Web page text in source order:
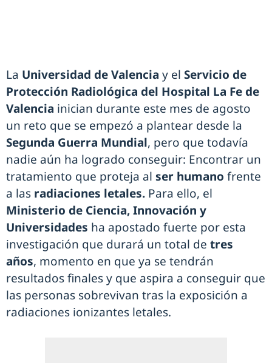
La Universidad de Valencia y el Servicio de
Protección Radiológica del Hospital La Fe de
Valencia inician durante este mes de agosto
un reto que se empezó a plantear desde la
Segunda Guerra Mundial, pero que todavía
nadie aún ha logrado conseguir: Encontrar un
tratamiento que proteja al ser humano frente
a las radiaciones letales. Para ello, el
Ministerio de Ciencia, Innovación y
Universidades ha apostado fuerte por esta
investigación que durará un total de tres
años, momento en que ya se tendrán
resultados finales y que aspira a conseguir que
las personas sobrevivan tras la exposición a
radiaciones ionizantes letales.